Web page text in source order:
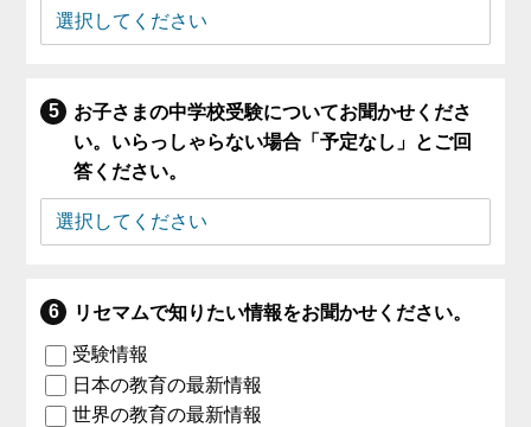
お子さまの中学校受験についてお聞かせくださ
い。いらっしゃらない場合「予定なし」とご回
答ください。
リセマムで知りたい情報をお聞かせください。
受験情報
日本の教育の最新情報
世界の教育の最新情報